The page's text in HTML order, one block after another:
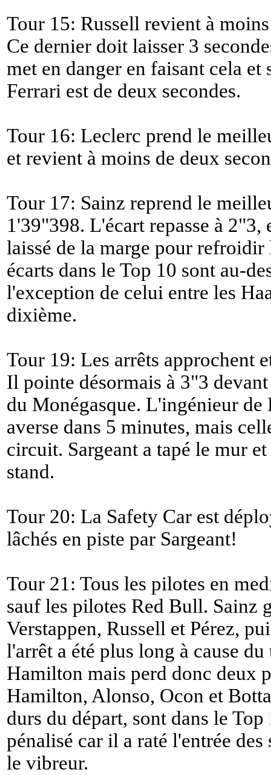
Tour 15: Russell revient à
Ce dernier doit laisser 3
met en danger en faisant cela
Ferrari est de deux secondes.
Tour 16: Leclerc prend le
et revient à moins de deux
Tour 17: Sainz reprend le
1'39"398. L'écart repasse à 2"3,
laissé de la marge pour refroidir
écarts dans le Top 10 sont au-
l'exception de celui entre les
dixième.
Tour 19: Les arrêts approchent
Il pointe désormais à 3"3
du Monégasque. L'ingénieur de
averse dans 5 minutes, mais
circuit. Sargeant a tapé le mur
stand.
Tour 20: La Safety Car est
lâchés en piste par Sargeant!
Tour 21: Tous les pilotes en
sauf les pilotes Red Bull. Sainz
Verstappen, Russell et Pérez,
l'arrêt a été plus long à cause
Hamilton mais perd donc deux
Hamilton, Alonso, Ocon et
durs du départ, sont dans le
pénalisé car il a raté l'entrée
le vibreur.